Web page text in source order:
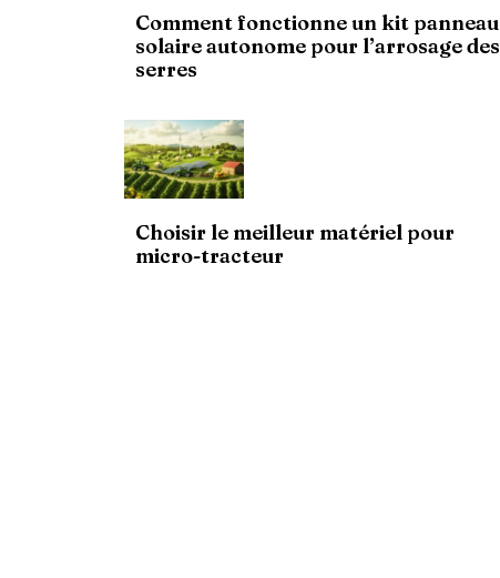
Comment fonctionne un kit panneau
solaire autonome pour l’arrosage des
serres
Choisir le meilleur matériel pour
micro-tracteur